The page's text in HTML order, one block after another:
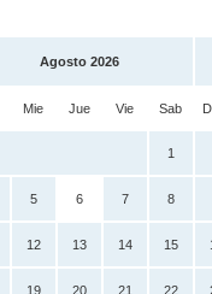
Agosto 2026
Mie Jue Vie Sab
1
5 6 7 8
12 13 14 15
19 20 21 22